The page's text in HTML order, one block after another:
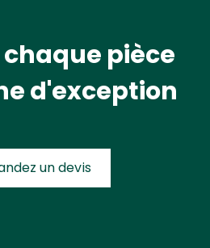
chaque pièce
d'exception
un devis